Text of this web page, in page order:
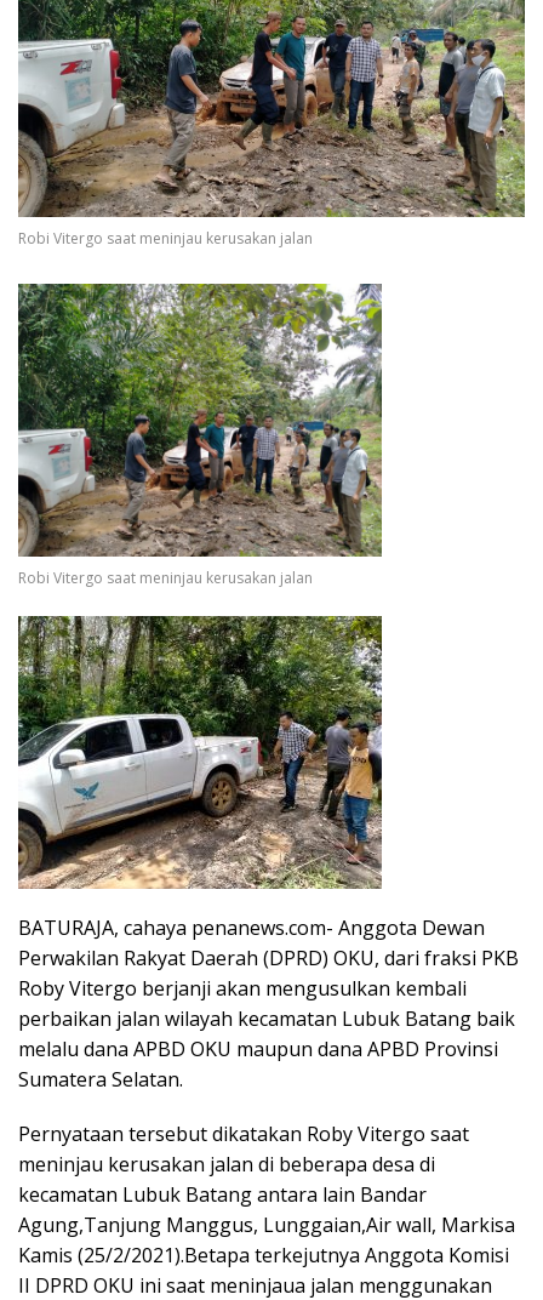
Robi Vitergo saat meninjau kerusakan jalan
Robi Vitergo saat meninjau kerusakan jalan
BATURAJA, cahaya penanews.com- Anggota Dewan
Perwakilan Rakyat Daerah (DPRD) OKU, dari fraksi PKB
Roby Vitergo berjanji akan mengusulkan kembali
perbaikan jalan wilayah kecamatan Lubuk Batang baik
melalu dana APBD OKU maupun dana APBD Provinsi
Sumatera Selatan.
Pernyataan tersebut dikatakan Roby Vitergo saat
meninjau kerusakan jalan di beberapa desa di
kecamatan Lubuk Batang antara lain Bandar
Agung,Tanjung Manggus, Lunggaian,Air wall, Markisa
Kamis (25/2/2021).Betapa terkejutnya Anggota Komisi
II DPRD OKU ini saat meninjaua jalan menggunakan